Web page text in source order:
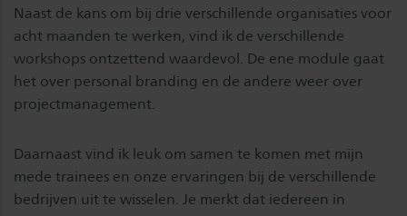
Naast de kans om bij drie verschillende organisaties voor
acht maanden te werken, vind ik de verschillende
workshops ontzettend waardevol. De ene module gaat
het over personal branding en de andere weer over
projectmanagement.
Daarnaast vind ik leuk om samen te komen met mijn
mede trainees en onze ervaringen bij de verschillende
bedrijven uit te wisselen. Je merkt dat iedereen in